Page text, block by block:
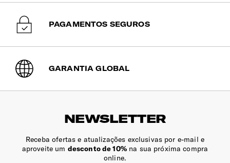
PAGAMENTOS SEGUROS
GARANTIA GLOBAL
NEWSLETTER
Receba ofertas e atualizações exclusivas por e-mail e
aproveite um desconto de 10%na sua próxima compra
online.